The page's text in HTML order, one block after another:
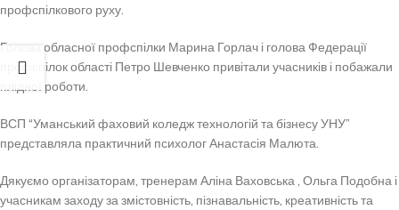
профспілкового руху.
Голова обласної профспілки Марина Горлач і голова Федерації
профспілок області Петро Шевченко привітали учасників і побажали
плідної роботи.
ВСП “Уманський фаховий коледж технологій та бізнесу УНУ”
представляла практичний психолог Анастасія Малюта.
Дякуємо організаторам, тренерам Аліна Ваховська , Ольга Подобна і
учасникам заходу за змістовність, пізнавальність, креативність та